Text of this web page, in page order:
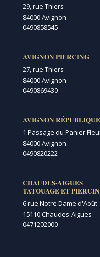
29, rue Thiers
84000 Avignon
0490858545
AVIGNON PIERCING
27, rue Thiers
84000 Avignon
0490869430
AVIGNON RÉPUBLIQUE
1 Passage du Panier
84000 Avignon
0490820222
CHAUDES-AIGUES
TATOUAGE ET
6 rue Notre Dame d'Août
15110 Chaudes-Aigues
0471202000